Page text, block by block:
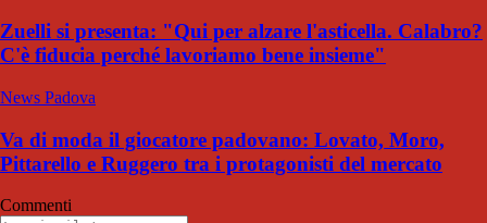
Zuelli si presenta: "Qui per alzare l'asticella. Calabro?
C'è fiducia perché lavoriamo bene insieme"
News Padova
Va di moda il giocatore padovano: Lovato, Moro,
Pittarello e Ruggero tra i protagonisti del mercato
Commenti